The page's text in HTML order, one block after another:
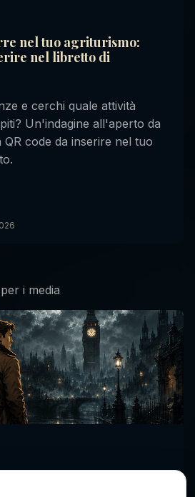
nel tuo agriturismo:
nel libretto di
e cerchi quale attività
Un'indagine all'aperto da
code da inserire nel tuo
i media